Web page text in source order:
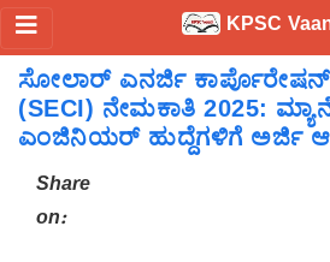
KPSC
ಸೋಲಾರ್ ಎನರ್ಜಿ
(SECI) ನೇಮಕಾತಿ 2025:
ಎಂಜಿನಿಯರ್ ಹುದ್ದೆಗಳಿಗೆ ಅರ್ಜಿ
Share
on: